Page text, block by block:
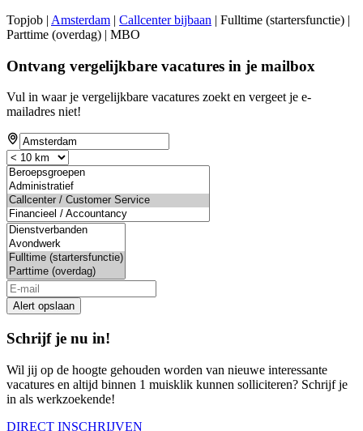
Topjob | Amsterdam | Callcenter bijbaan | Fulltime (startersfunctie) |
Parttime (overdag) | MBO
Ontvang vergelijkbare vacatures in je mailbox
Vul in waar je vergelijkbare vacatures zoekt en vergeet je e-
mailadres niet!
Alert opslaan
Schrijf je nu in!
Wil jij op de hoogte gehouden worden van nieuwe interessante
vacatures en altijd binnen 1 muisklik kunnen solliciteren? Schrijf je
in als werkzoekende!
DIRECT INSCHRIJVEN